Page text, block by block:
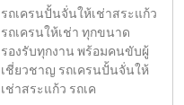
รถเครนปั้นจั่นให้เช่าสระแก้ว
รถเครนให้เช่า ทุกขนาด
รองรับทุกงาน พร้อมคนขับผู้
เชี่ยวชาญ รถเครนปั้นจั่นให้
เช่าสระแก้ว รถเค